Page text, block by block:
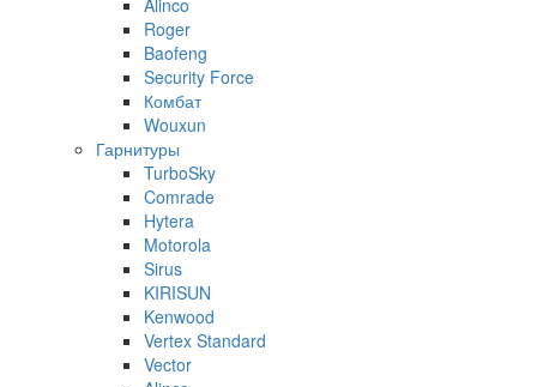
Roger
Baofeng
Security Force
Комбат
Wouxun
Гарнитуры
TurboSky
Comrade
Hytera
Motorola
Sirus
KIRISUN
Kenwood
Vertex Standard
Vector